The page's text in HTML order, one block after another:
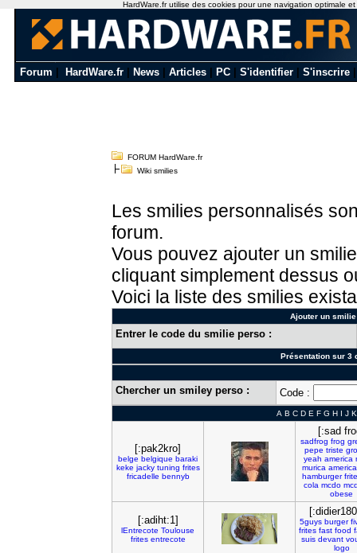
Forum HardWare.fr News Articles PC S'identifier S'inscrire
FORUM HardWare.fr
Wiki smilies
Les smilies personnalisés
forum.
Vous pouvez ajouter un
cliquant simplement dessus
Voici la liste des smilies
Ajouter un
Entrer le code du smilie perso :
Présentation sur 3
Chercher un smiley perso : Code :
A B C D E F G H I J K
[:pak2kro]
belge belgique baraki
keke jacky tuning frites
fricadelle bennyb
[:sad
sadfrog frog
pepe triste
yeah america
murica
hamburger
cola mcdo
obese
[:adiht:1]
lEntrecote Toulouse
frites entrecote
5guys burger
frites fast food
suis devant
logo
HardWare.fr utilise des cookies pour une navigation optimale